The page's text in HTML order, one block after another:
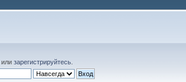
илизарегистрируйтесь